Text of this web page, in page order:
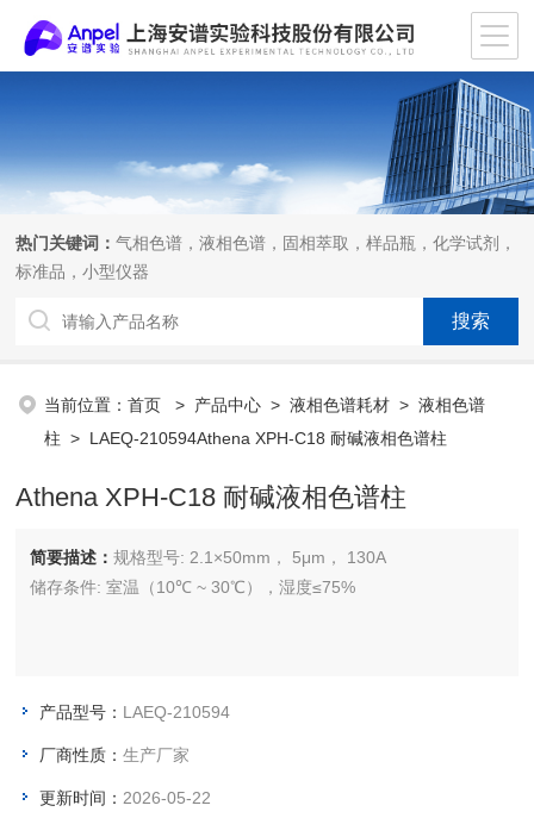
热门关键词：气相色谱，液相色谱，固相萃取，样品瓶，化学试剂，
标准品，小型仪器
当前位置：首页 > 产品中心 >液相色谱耗材 >液相色谱
柱 > LAEQ-210594Athena XPH-C18 耐碱液相色谱柱
Athena XPH-C18 耐碱液相色谱柱
简要描述：规格型号: 2.1×50mm， 5μm， 130A
储存条件: 室温（10℃ ~ 30℃），湿度≤75%
产品型号： LAEQ-210594
厂商性质：生产厂家
更新时间： 2026-05-22